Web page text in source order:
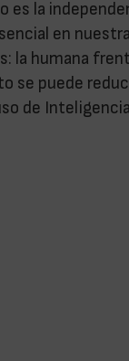
es la
en
la humana
se puede
de